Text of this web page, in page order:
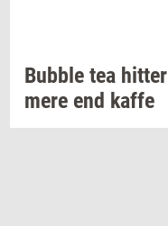
Bubb­le tea hit­ter
mere end kaffe